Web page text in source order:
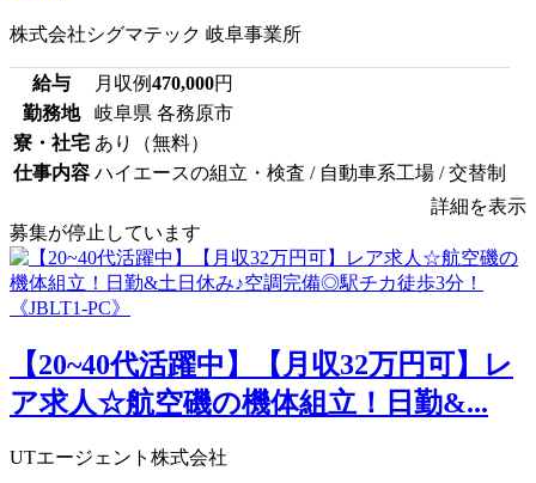
株式会社シグマテック 岐阜事業所
給与 月収例470,000円
勤務地
岐阜県 各務原市
寮・社宅 あり（無料）
仕事内容 ハイエースの組立・検査 / 自動車系工場 / 交替制
詳細を表示
募集が停止しています
【20~40代活躍中】【月収32万円可】レ
ア求人☆航空磯の機体組立！日勤&...
UTエージェント株式会社